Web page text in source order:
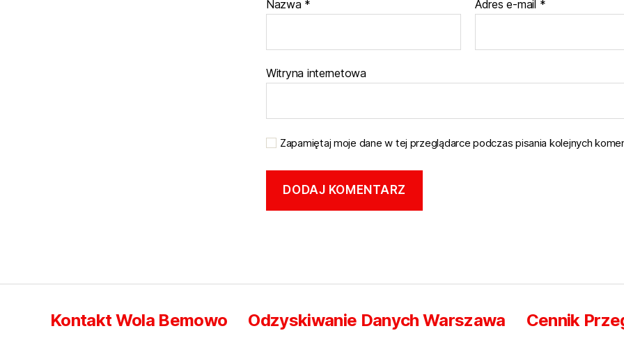
Nazwa * Adres e-mail *
Witryna internetowa
Zapamiętaj moje dane w tej przeglądarce podczas pisania kolejnych
Kontakt Wola Bemowo Odzyskiwanie Danych Warszawa
Cennik